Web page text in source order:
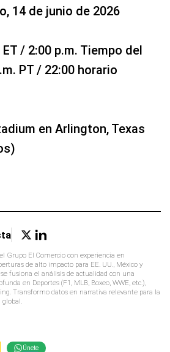
14 de junio de 2026
/ 2:00 p.m. Tiempo del
PT / 22:00 horario
en Arlington, Texas
Grupo El Comercio con experiencia en
de alto impacto para EE. UU., México y
fusiona el análisis de actualidad con una
en Deportes (F1, MLB, Boxeo, WWE, etc.),
Transformo datos en narrativa relevante para la
global.
Únete